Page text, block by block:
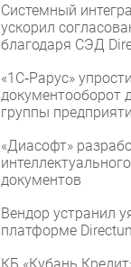
Системный
ускорил
благодаря СЭД
«1С‑Рарус»
документооборот
группы
«Диасофт»
документов
Вендор устранил
платформе
КБ «Кубань